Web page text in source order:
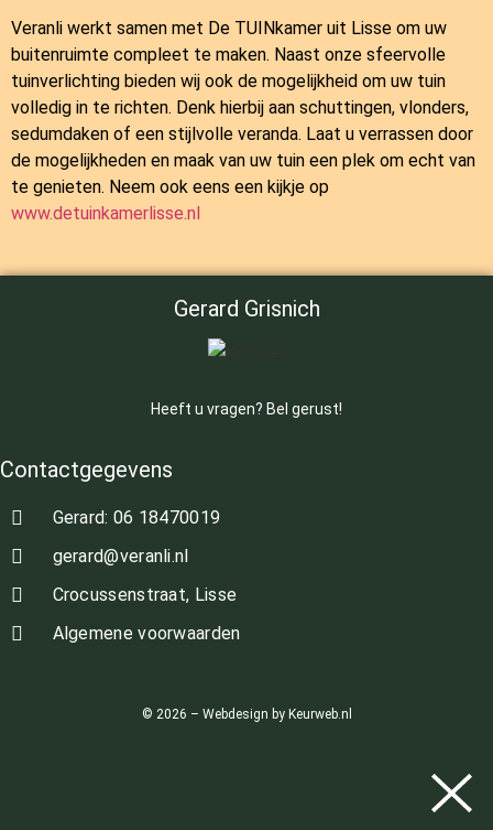
Veranli werkt samen met De TUINkamer uit Lisse om uw
buitenruimte compleet te maken. Naast onze sfeervolle
tuinverlichting bieden wij ook de mogelijkheid om uw tuin
volledig in te richten. Denk hierbij aan schuttingen, vlonders,
sedumdaken of een stijlvolle veranda. Laat u verrassen door
de mogelijkheden en maak van uw tuin een plek om echt van
te genieten. Neem ook eens een kijkje op
www.detuinkamerlisse.nl
Gerard Grisnich
Heeft u vragen? Bel gerust!
Contactgegevens
Gerard: 06 18470019
gerard@veranli.nl
Crocussenstraat, Lisse
Algemene voorwaarden
© 2026 – Webdesign by Keurweb.nl